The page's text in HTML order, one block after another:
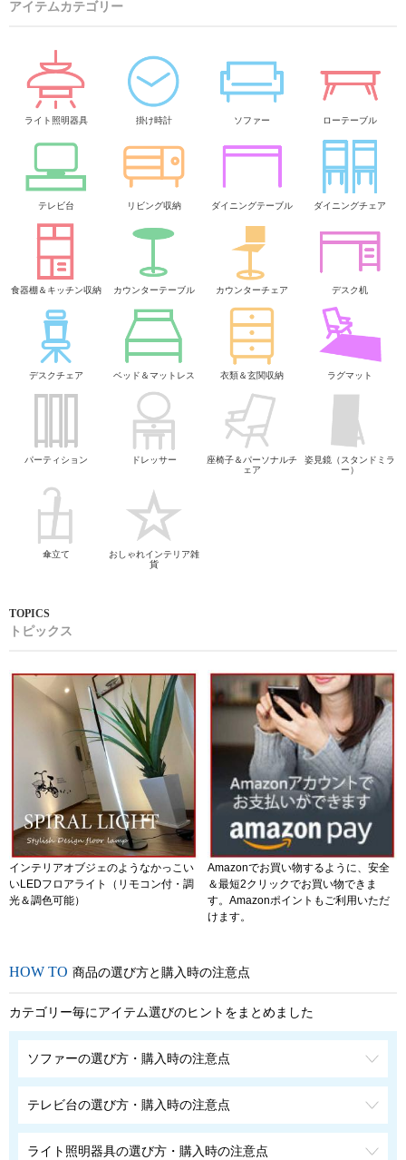
アイテムカテゴリー
ライト照明器具 掛け時計 ソファー ローテーブル
テレビ台 リビング収納 ダイニングテーブル ダイニングチェア
食器棚＆キッチン収納 カウンターテーブル カウンターチェア デスク机
デスクチェア ベッド＆マットレス 衣類＆玄関収納 ラグマット
パーティション ドレッサー
座椅子＆パーソナルチ
ェア
姿見鏡（スタンドミラ
ー）
傘立て
おしゃれインテリア雑
貨
トピックス
インテリアオブジェのようなかっこい
いLEDフロアライト（リモコン付・調
光＆調色可能）
Amazonでお買い物するように、安全
＆最短2クリックでお買い物できま
す。Amazonポイントもご利用いただ
けます。
商品の選び方と購入時の注意点
カテゴリー毎にアイテム選びのヒントをまとめました
ソファーの選び方・購入時の注意点
テレビ台の選び方・購入時の注意点
ライト照明器具の選び方・購入時の注意点